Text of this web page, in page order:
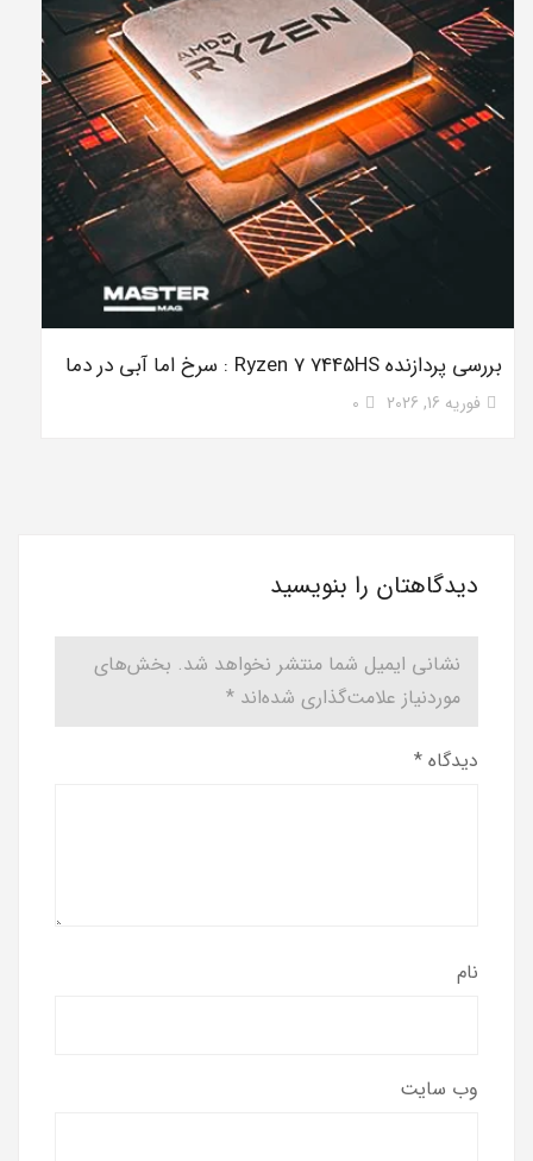
بررسی پردازنده Ryzen 7 7445HS : سرخ اما آبی در دما
فوریه 16, 2026 0
دیدگاهتان را بنویسید
نشانی ایمیل شما منتشر نخواهد شد. بخش‌های
موردنیاز علامت‌گذاری شده‌اند *
دیدگاه *
نام
وب‌ سایت